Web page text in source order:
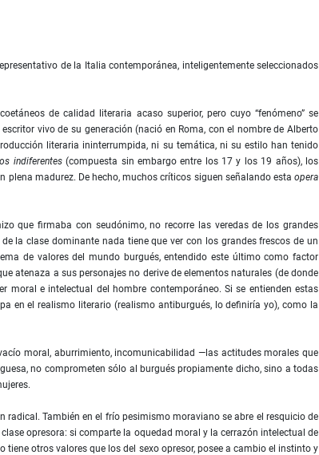
de la Italia contemporánea, inteligentemente seleccionados
de calidad literaria acaso superior, pero cuyo “fenómeno” se
vivo de su generación (nació en Roma, con el nombre de Alberto
literaria ininterrumpida, ni su temática, ni su estilo han tenido
indiferentes(compuesta sin embargo entre los 17 y los 19 años), los
madurez. De hecho, muchos críticos siguen señalando esta opera
que firmaba con seudónimo, no recorre las veredas de los grandes
la clase dominante nada tiene que ver con los grandes frescos de un
de valores del mundo burgués, entendido este último como factor
atenaza a sus personajes no derive de elementos naturales (de donde
moral e intelectual del hombre contemporáneo. Si se entienden estas
en el realismo literario (realismo antiburgués, lo definiría yo), como la
moral, aburrimiento, incomunicabilidad —las actitudes morales que
no comprometen sólo al burgués propiamente dicho, sino a todas
También en el frío pesimismo moraviano se abre el resquicio de
opresora: si comparte la oquedad moral y la cerrazón intelectual de
otros valores que los del sexo opresor, posee a cambio el instinto y